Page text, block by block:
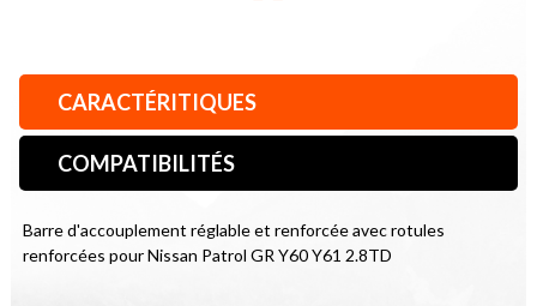
CARACTÉRITIQUES
COMPATIBILITÉS
Barre d'accouplement réglable et renforcée avec rotules
renforcées pour Nissan Patrol GR Y60 Y61 2.8TD